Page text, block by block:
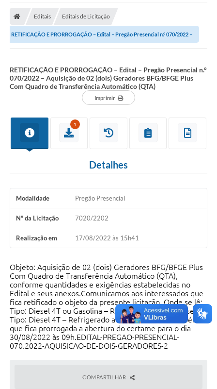
Editais Editais de Licitação
RETIFICAÇÃO E PRORROGAÇÃO – Edital – Pregão Presencial n.° 070/2022 –
RETIFICAÇÃO E PRORROGAÇÃO – Edital – Pregão Presencial n.°
070/2022 – Aquisição de 02 (dois) Geradores BFG/BFGE Plus
Com Quadro de Transferência Automático (QTA)
Imprimir
1
Detalhes
Modalidade Pregão Presencial
Nº da Licitação 7020/2202
Realização em 17/08/2022 às 15h41
Objeto: Aquisição de 02 (dois) Geradores BFG/BFGE Plus
Com Quadro de Transferência Automático (QTA),
conforme quantidades e exigências estabelecidas no
Edital e seus anexos.Comunicamos aos interessados que
fica retificado o objeto da presente licitação. Onde se lê:
Tipo: Diesel 4T ou Gasolina – Refrigerado a Ar. Leia-se:
Tipo: Diesel 4T – Refrigerado a Ar.Informamos também
que fica prorrogada a abertura do certame para o dia
30/08/2022 às 09h.EDITAL-PREGAO-PRESENCIAL-
070.2022-AQUISICAO-DE-DOIS-GERADORES-2
COMPARTILHAR